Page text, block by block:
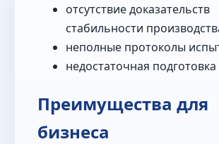
отсутствие доказательств
стабильности
неполные протоколы
недостаточная подготовка
Преимущества для
бизнеса